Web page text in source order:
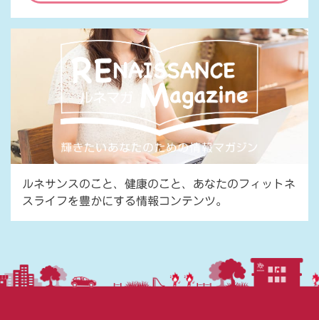
ルネサンスのこと、健康のこと、あなたのフィットネ
スライフを豊かにする情報コンテンツ。